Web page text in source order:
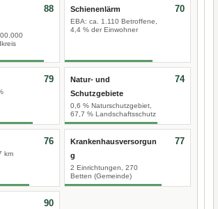
88 Schienenlärm
EBA: ca. 1.110 Betroffene,
4,4 % der Einwohner
70
79
Natur- und
Schutzgebiete
0,6 % Naturschutzgebiet,
67,7 % Landschaftsschutz
74
km
76
Krankenhausversorgun
g
2 Einrichtungen, 270
Betten (Gemeinde)
77
90